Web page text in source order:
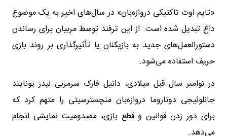
«تایم اوت تاکتیکی دروازه‌بان» در سال‌های اخیر به یک موضوع
داغ تبدیل شده است. از این ترفند توسط مربیان برای رساندن
دستورالعمل‌های جدید به بازیکنان یا تأثیرگذاری بر روند بازی
حریف استفاده می‌شود.
در نوامبر سال قبل میلادی، دانیل فارک سرمربی لیدز یونایتد
جانلوئیجی دوناروما دروازه‌بان منچسترسیتی را متهم کرد که
برای دور زدن قوانین و قطع بازی، مصدومیت نمایشی انجام
می‌دهد.